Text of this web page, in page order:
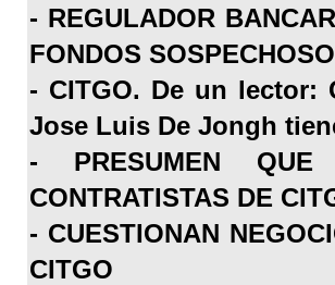
- REGULADOR
FONDOS
- CITGO. De un lector:
Jose Luis De Jongh
- PRESUMEN
CONTRATISTAS DE
- CUESTIONAN
CITGO